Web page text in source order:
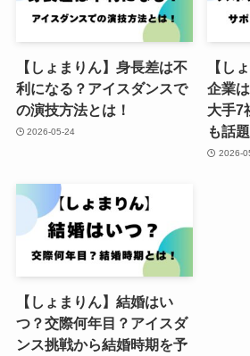
【しょまりん】身長差は不
利になる？アイスダンスで
の演技方法とは！
2026-05-24
【し
企業
大手7
も話
2026-
【しょまりん】結婚はい
つ？交際何年目？アイスダ
ンス挑戦から結婚時期を予